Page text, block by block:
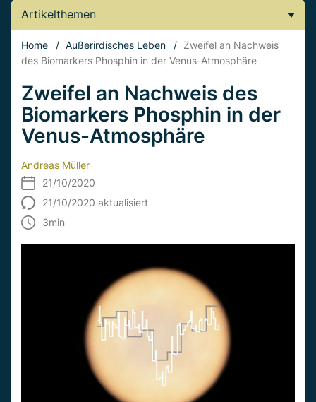
Artikelthemen
Home / Außerirdisches Leben / Zweifel an Nachweis
des Biomarkers Phosphin in der Venus-Atmosphäre
Zweifel an Nachweis des
Biomarkers Phosphin in der
Venus-Atmosphäre
Andreas Müller
21/10/2020
21/10/2020 aktualisiert
3min